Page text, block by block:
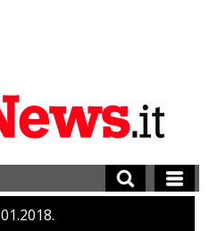
01 2018